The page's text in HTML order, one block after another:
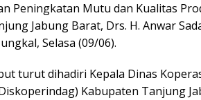
Peningkatan Mutu dan Kualitas
Jabung Barat, Drs. H. Anwar
Selasa (09/06).
turut dihadiri Kepala Dinas
Kabupaten Tanjung